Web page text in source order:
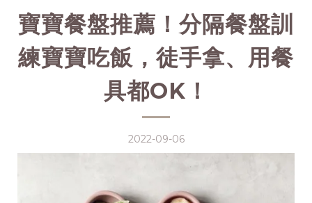
寶寶餐盤推薦！分隔餐盤訓
練寶寶吃飯，徒手拿、用餐
具都OK！
2022-09-06